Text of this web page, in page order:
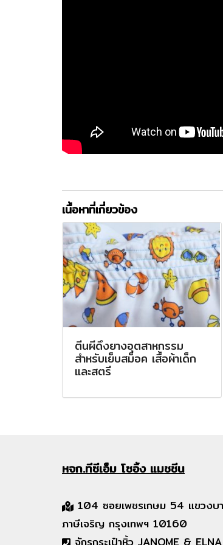
เนื้อหาที่เกี่ยวข้อง
ตีนผีดึงยางอุตสาหกรรม
สำหรับเย็บสม็อค เสื้อผ้าเด็ก
และสตรี
หจก.ทีซีเอ็ม โซอิ้ง แมชชีน
104 ซอยเพชรเกษม 54 แขวงบ
ภาษีเจริญ กรุงเทพฯ 10160
จักรกระเป๋าหิ้ว JANOME &